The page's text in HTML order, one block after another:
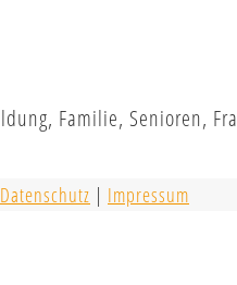
Datenschutz | Impressum